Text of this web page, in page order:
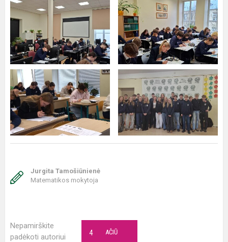
Jurgita Tamošiūnienė
Matematikos mokytoja
Nepamirškite
padėkoti autoriui
AČIŪ
4